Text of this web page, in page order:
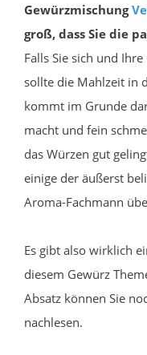
Gewürzmischung
groß, dass Sie die
Falls Sie sich und
sollte die Mahlzeit in
kommt im Grunde
macht und fein
das Würzen gut
einige der äußerst
Aroma-Fachmann
Es gibt also wirklich
diesem Gewürz
Absatz können Sie
nachlesen.